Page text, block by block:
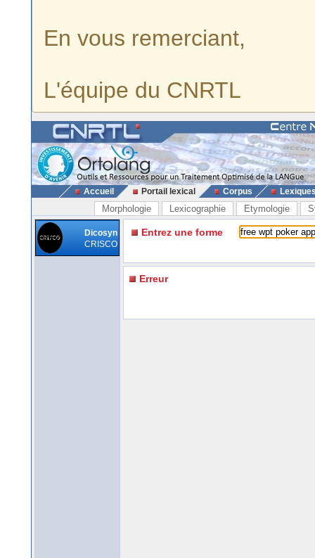
En vous remerciant,
L'équipe du CNRTL
Accueil Portail lexical Corpus
Morphologie Lexicographie Etymologie
Dicosyn
CRISCO
Entrez une forme
Erreur